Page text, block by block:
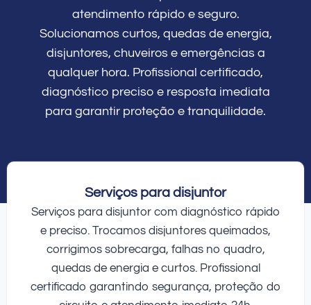
atendimento rápido e seguro.
Solucionamos curtos, quedas de energia,
disjuntores, chuveiros e emergências a
qualquer hora. Profissional certificado,
diagnóstico preciso e resposta imediata
para garantir proteção e tranquilidade.
Serviços para disjuntor
Serviços para disjuntor com diagnóstico rápido
e preciso. Trocamos disjuntores queimados,
corrigimos sobrecarga, falhas no quadro,
quedas de energia e curtos. Profissional
certificado garantindo segurança, proteção do